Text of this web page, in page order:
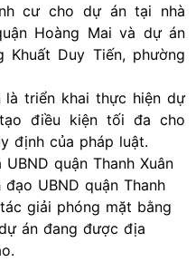
cư cho dự án tại nhà
Hoàng Mai và dự án
Duy Tiến, phường
là triển khai thực hiện dự
điều kiện tối đa cho
định của pháp luật.
quận Thanh Xuân
UBND quận Thanh
giải phóng mặt bằng
án đang được địa